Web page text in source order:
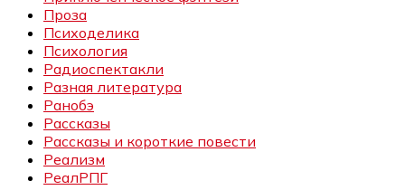
Проза
Психоделика
Психология
Радиоспектакли
Разная литература
Ранобэ
Рассказы
Рассказы и короткие повести
Реализм
РеалРПГ